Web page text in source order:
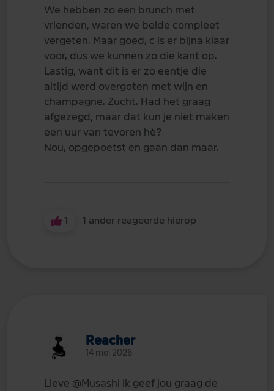
We hebben zo een brunch met
vrienden, waren we beide compleet
vergeten. Maar goed, c is er bijna klaar
voor, dus we kunnen zo die kant op.
Lastig, want dit is er zo eentje die
altijd werd overgoten met wijn en
champagne. Zucht. Had het graag
afgezegd, maar dat kun je niet maken
een uur van tevoren hè?
Nou, opgepoetst en gaan dan maar.
1 1 ander reageerde hierop
Reacher
14 mei 2026
Lieve @Musashi ik geef jou graag de